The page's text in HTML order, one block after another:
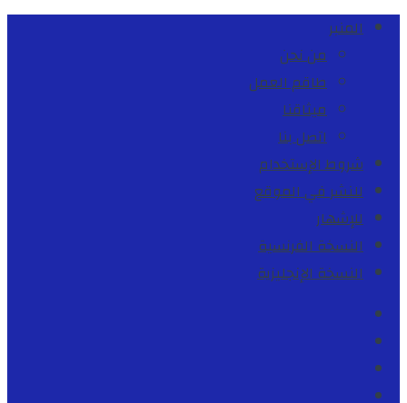
المنبر
من نحن
طاقم العمل
ميثاقنا
اتصل بنا
شروط الإستخدام
للنشر في الموقع
للإشهار
النسخة الفرنسية
النسخة الإنجليزية